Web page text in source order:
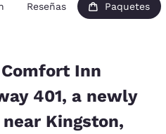
Reseñas Paquetes
Inn
401, a newly
Kingston,